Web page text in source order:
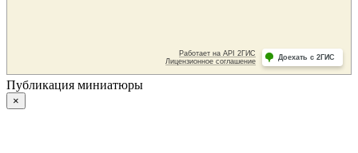
Публикация миниатюры
×